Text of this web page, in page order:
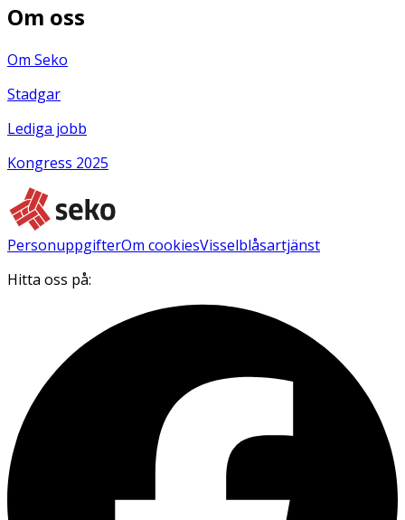
Om oss
Om Seko
Stadgar
Lediga jobb
Kongress 2025
PersonuppgifterOm cookiesVisselblåsartjänst
Hitta oss på: